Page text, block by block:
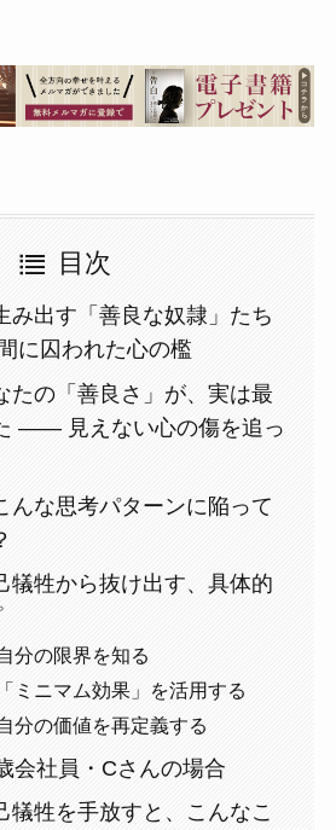
目次
み出す「善良な奴隷」たち
囚われた心の檻
たの「善良さ」が、実は最
―― 見えない心の傷を追っ
んな思考パターンに陥って
犠牲から抜け出す、具体的
分の限界を知る
ミニマム効果」を活用する
分の価値を再定義する
会社員・Cさんの場合
犠牲を手放すと、こんなこ